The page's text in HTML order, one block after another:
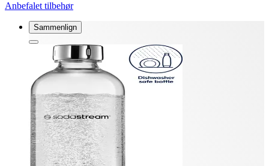
Anbefalet tilbehør
Sammenlign